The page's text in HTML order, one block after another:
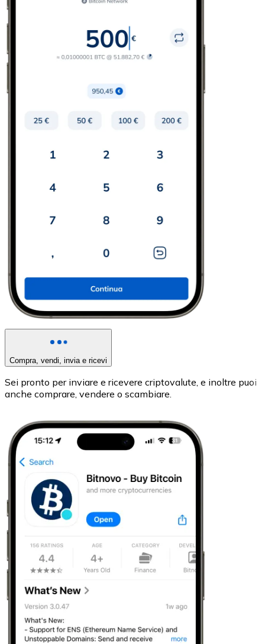
Compra, vendi, invia e ricevi
Sei pronto per inviare e ricevere criptovalute, e inoltre puoi
anche comprare, vendere o scambiare.